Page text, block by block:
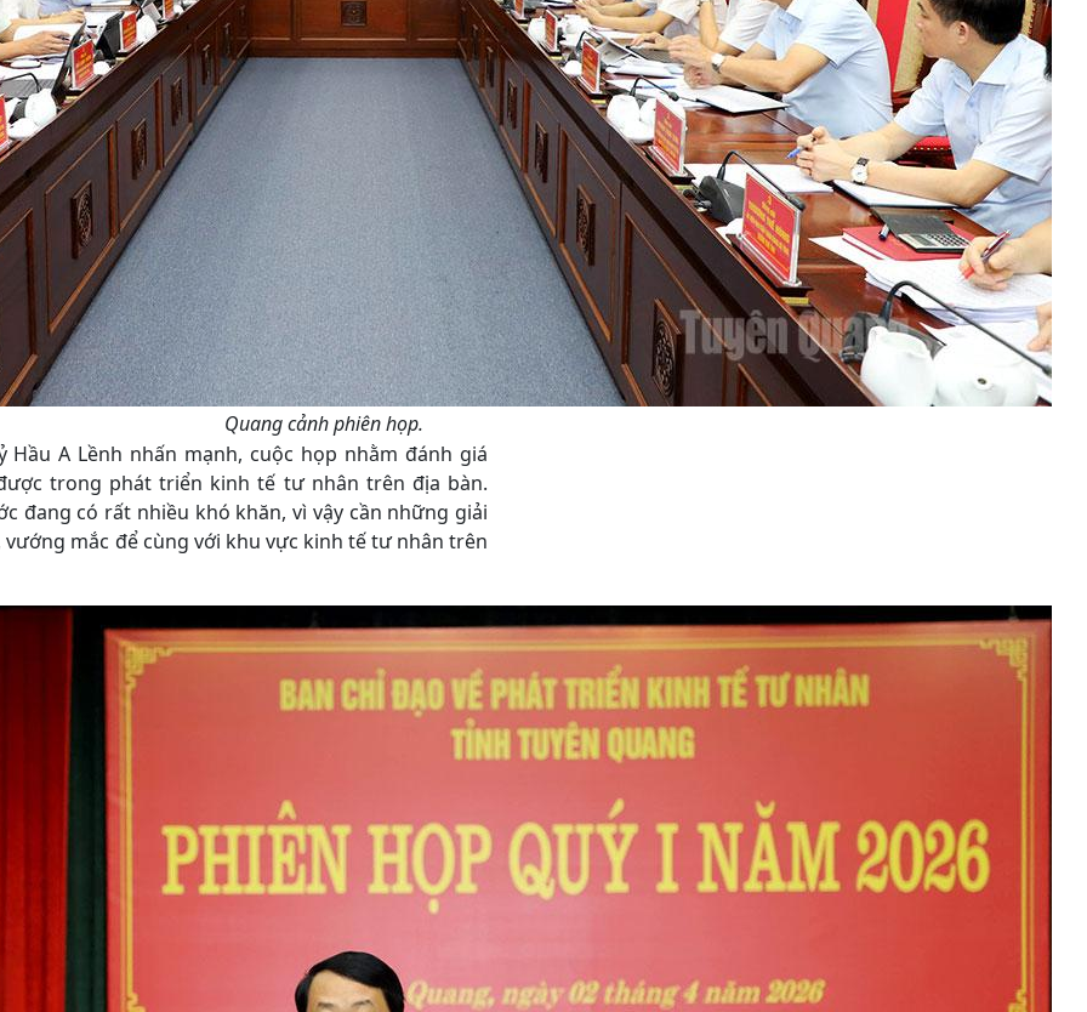
Quang cảnh phiên họp.
A Lềnh nhấn mạnh, cuộc họp nhằm đánh giá
trong phát triển kinh tế tư nhân trên địa bàn.
đang có rất nhiều khó khăn, vì vậy cần những giải
mắc để cùng với khu vực kinh tế tư nhân trên